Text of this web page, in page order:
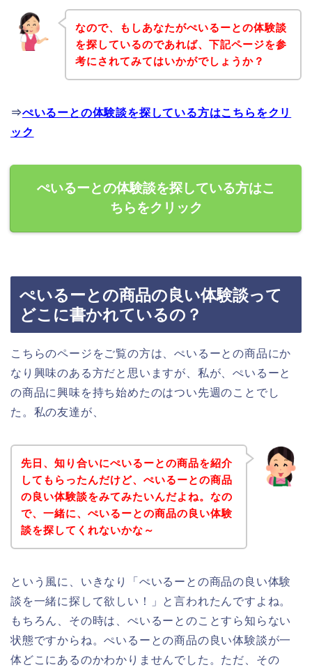
なので、もしあなたがぺいるーとの体験談
を探しているのであれば、下記ページを参
考にされてみてはいかがでしょうか？
⇒ぺいるーとの体験談を探している方はこちらをクリ
ック
ぺいるーとの体験談を探している方はこ
ちらをクリック
ぺいるーとの商品の良い体験談って
どこに書かれているの？
こちらのページをご覧の方は、ぺいるーとの商品にか
なり興味のある方だと思いますが、私が、ぺいるーと
の商品に興味を持ち始めたのはつい先週のことでし
た。私の友達が、
先日、知り合いにぺいるーとの商品を紹介
してもらったんだけど、ぺいるーとの商品
の良い体験談をみてみたいんだよね。なの
で、一緒に、ぺいるーとの商品の良い体験
談を探してくれないかな～
という風に、いきなり「ぺいるーとの商品の良い体験
談を一緒に探して欲しい！」と言われたんですよね。
もちろん、その時は、ぺいるーとのことすら知らない
状態ですからね。ぺいるーとの商品の良い体験談が一
体どこにあるのかわかりませんでした。ただ、その